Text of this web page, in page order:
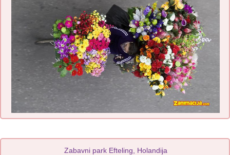
Zabavni park Efteling, Holandija